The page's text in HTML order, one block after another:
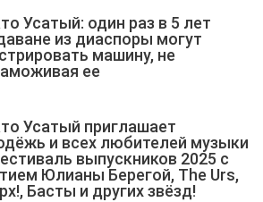
Усатый: один раз в 5 лет
из диаспоры могут
машину, не
ее
Усатый приглашает
и всех любителей музыки
выпускников 2025 с
Юлианы Берегой, The Urs,
Басты и других звёзд!